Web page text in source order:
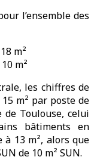
l’ensemble des
m²
m²
les chiffres de
m² par poste de
Toulouse, celui
bâtiments en
à 13 m², alors que
de 10 m² SUN.